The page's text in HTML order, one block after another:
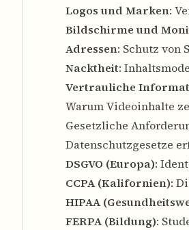
Logos und Marken:
Bildschirme und
Adressen: Schutz von
Nacktheit:
Vertrauliche
Warum Videoinhalte
Gesetzliche
Datenschutzgesetze
DSGVO (Europa):
CCPA (Kalifornien):
HIPAA
FERPA (Bildung):